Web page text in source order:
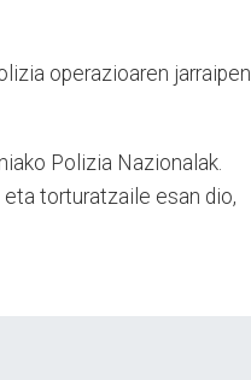
operazioaren
Polizia Nazionalak.
eta torturatzaile esan dio,